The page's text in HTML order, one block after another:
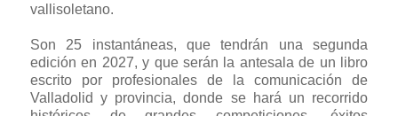
vallisoletano.
Son 25 instantáneas, que tendrán una segunda
edición en 2027, y que serán la antesala de un libro
escrito por profesionales de la comunicación de
Valladolid y provincia, donde se hará un recorrido